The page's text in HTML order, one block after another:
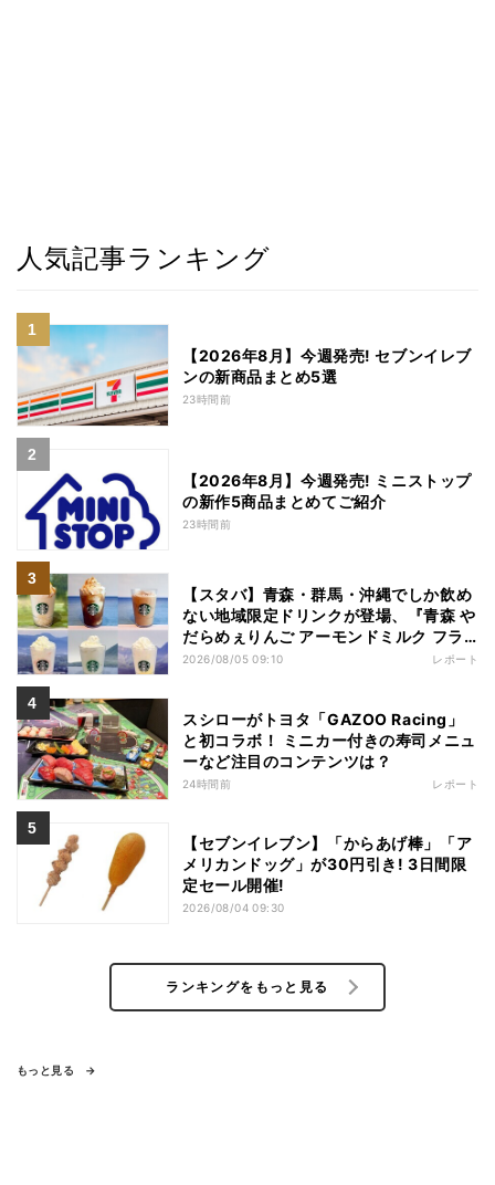
人気記事ランキング
【2026年8月】今週発売! セブンイレブ
ンの新商品まとめ5選
23時間前
【2026年8月】今週発売! ミニストップ
の新作5商品まとめてご紹介
23時間前
【スタバ】青森・群馬・沖縄でしか飲め
ない地域限定ドリンクが登場、『青森 や
だらめぇりんご アーモンドミルク フラ
ペチーノ』など6種を本気レビュー
2026/08/05 09:10 レポート
スシローがトヨタ「GAZOO Racing」
と初コラボ！ ミニカー付きの寿司メニュ
ーなど注目のコンテンツは？
24時間前 レポート
【セブンイレブン】「からあげ棒」「ア
メリカンドッグ」が30円引き! 3日間限
定セール開催!
2026/08/04 09:30
ランキングをもっと見る
もっと見る